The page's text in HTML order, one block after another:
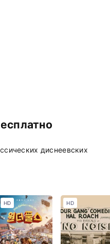
диснеевских
HD HD